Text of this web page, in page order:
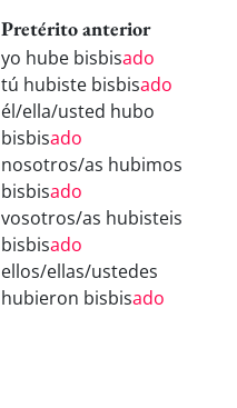
Pretérito anterior
yo hube bisbisado
tú hubiste bisbisado
él/ella/usted hubo
bisbisado
nosotros/as hubimos
bisbisado
vosotros/as hubisteis
bisbisado
ellos/ellas/ustedes
hubieron bisbisado